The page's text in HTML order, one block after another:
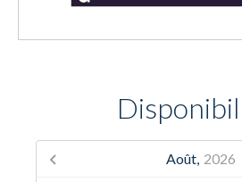
Août, 2026